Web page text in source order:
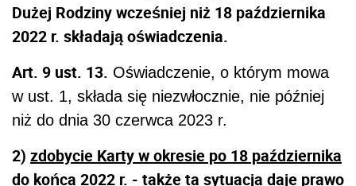
Dużej Rodziny wcześniej niż 18 października
2022 r. składają oświadczenia.
Art. 9 ust. 13. Oświadczenie, o którym mowa
w ust. 1, składa się niezwłocznie, nie później
niż do dnia 30 czerwca 2023 r.
2) zdobycie Karty w okresie po 18 października
do końca 2022 r. - także ta sytuacja daje prawo